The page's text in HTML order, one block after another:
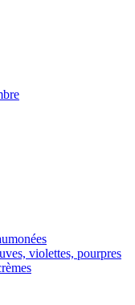
violettes, pourpres